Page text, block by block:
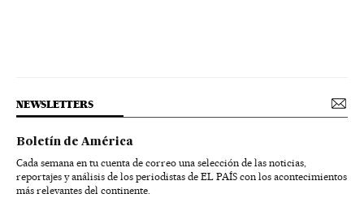
NEWSLETTERS
Boletín de América
Cada semana en tu cuenta de correo una selección de las noticias,
reportajes y análisis de los periodistas de EL PAÍS con los acontecimientos
más relevantes del continente.